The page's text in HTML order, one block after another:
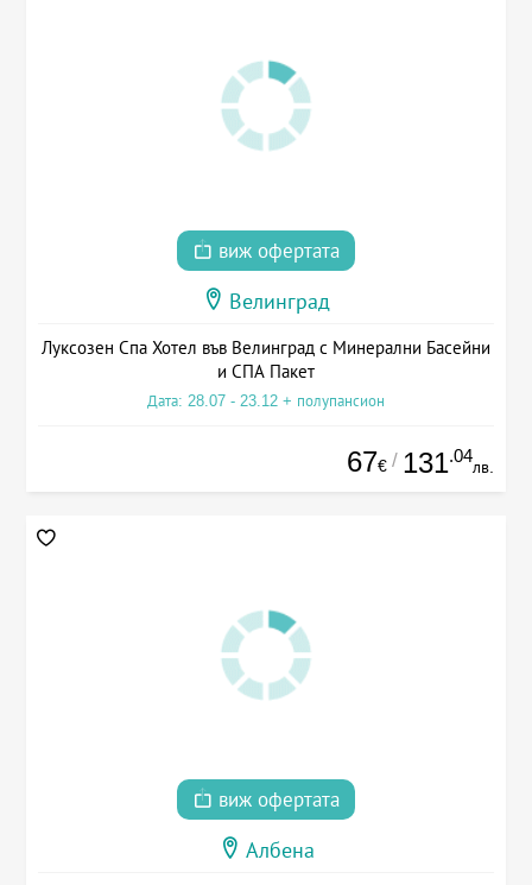
виж офертата
Велинград
Луксозен Спа Хотел във Велинград с Минерални Басейни
и СПА Пакет
Дата: 28.07 - 23.12 + полупансион
67€ / 131.04
лв.
виж офертата
Албена